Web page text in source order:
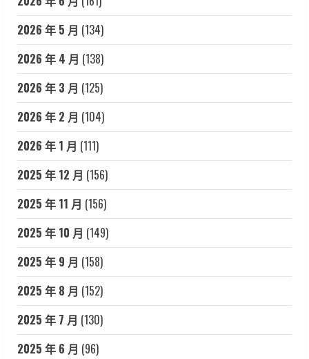
2026 年 5 月 (134)
2026 年 4 月 (138)
2026 年 3 月 (125)
2026 年 2 月 (104)
2026 年 1 月 (111)
2025 年 12 月 (156)
2025 年 11 月 (156)
2025 年 10 月 (149)
2025 年 9 月 (158)
2025 年 8 月 (152)
2025 年 7 月 (130)
2025 年 6 月 (96)